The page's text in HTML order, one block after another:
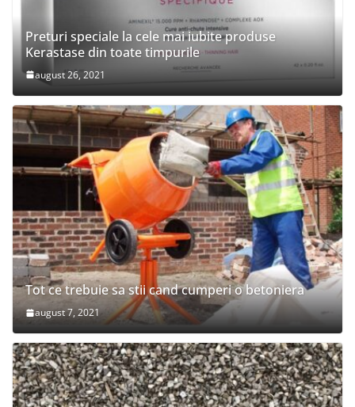
Preturi speciale la cele mai iubite produse
Kerastase din toate timpurile
august 26, 2021
Tot ce trebuie sa stii cand cumperi o betoniera
august 7, 2021